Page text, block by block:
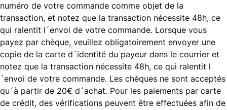
numéro de votre commande comme objet de la
transaction, et notez que la transaction nécessite 48h, ce
qui ralentit l´envoi de votre commande. Lorsque vous
payez par chèque, veuillez obligatoirement envoyer une
copie de la carte d´identité du payeur dans le courrier et
notez que la transaction nécessite 48h, ce qui ralentit l
´envoi de votre commande. Les chèques ne sont acceptés
qu´à partir de 20€ d´achat. Pour les paiements par carte
de crédit, des vérifications peuvent être effectuées afin de